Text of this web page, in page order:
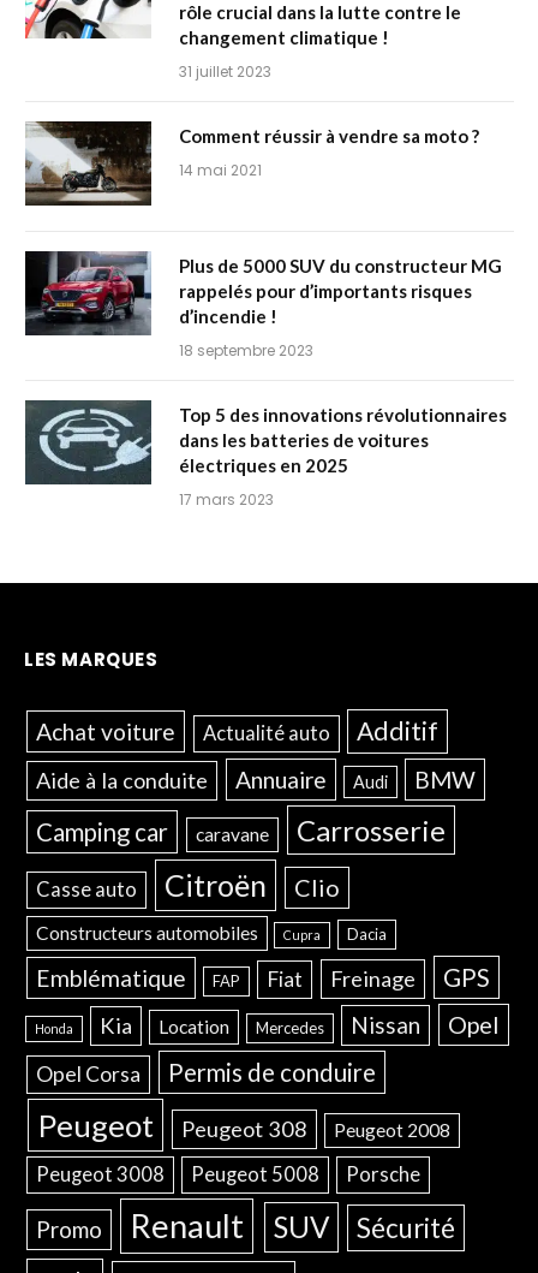
rôle crucial dans la lutte contre le
changement climatique !
31 juillet 2023
Comment réussir à vendre sa moto ?
14 mai 2021
Plus de 5000 SUV du constructeur MG
rappelés pour d’importants risques
d’incendie !
18 septembre 2023
Top 5 des innovations révolutionnaires
dans les batteries de voitures
électriques en 2025
17 mars 2023
LES MARQUES
Achat voiture Actualité auto Additif
Aide à la conduite Annuaire Audi BMW
Camping car caravane Carrosserie
Casse auto Citroën Clio
Constructeurs automobiles Cupra Dacia
Emblématique FAP Fiat Freinage GPS
Honda Kia Location Mercedes Nissan Opel
Opel Corsa Permis de conduire
Peugeot Peugeot 308 Peugeot 2008
Peugeot 3008 Peugeot 5008 Porsche
Promo Renault SUV Sécurité